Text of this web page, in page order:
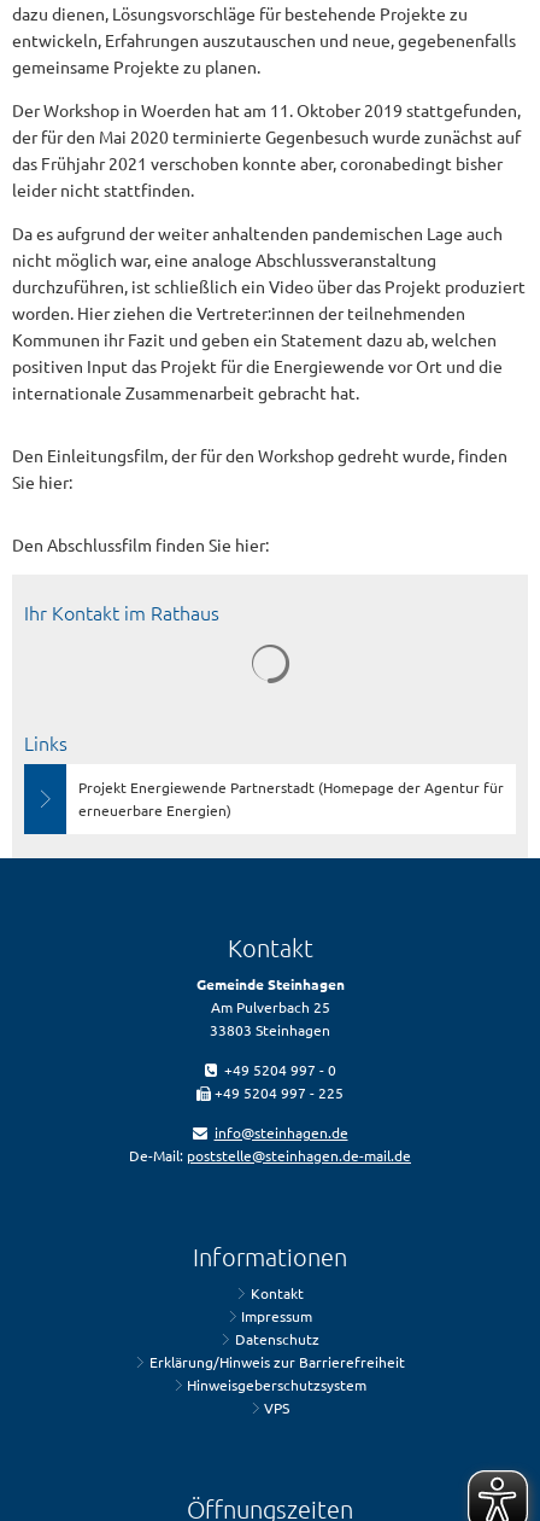
dazu dienen, Lösungsvorschläge für bestehende Projekte zu
entwickeln, Erfahrungen auszutauschen und neue, gegebenenfalls
gemeinsame Projekte zu planen.
Der Workshop in Woerden hat am 11. Oktober 2019 stattgefunden,
der für den Mai 2020 terminierte Gegenbesuch wurde zunächst auf
das Frühjahr 2021 verschoben konnte aber, coronabedingt bisher
leider nicht stattfinden.
Da es aufgrund der weiter anhaltenden pandemischen Lage auch
nicht möglich war, eine analoge Abschlussveranstaltung
durchzuführen, ist schließlich ein Video über das Projekt produziert
worden. Hier ziehen die Vertreter:innen der teilnehmenden
Kommunen ihr Fazit und geben ein Statement dazu ab, welchen
positiven Input das Projekt für die Energiewende vor Ort und die
internationale Zusammenarbeit gebracht hat.
Den Einleitungsfilm, der für den Workshop gedreht wurde, finden
Sie hier:
Den Abschlussfilm finden Sie hier:
Ihr Kontakt im Rathaus
Links
Projekt Energiewende Partnerstadt (Homepage der Agentur für
erneuerbare Energien)
Kontakt
Gemeinde Steinhagen
Am Pulverbach 25
33803 Steinhagen
+49 5204 997 - 0
+49 5204 997 - 225
info@steinhagen.de
De-Mail: poststelle@steinhagen.de-mail.de
Informationen
Kontakt
Impressum
Datenschutz
Erklärung/Hinweis zur Barrierefreiheit
Hinweisgeberschutzsystem
VPS
Öffnungszeiten